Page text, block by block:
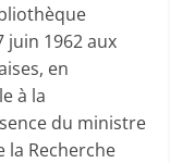
juin 1962 aux
en
à la
du ministre
la Recherche